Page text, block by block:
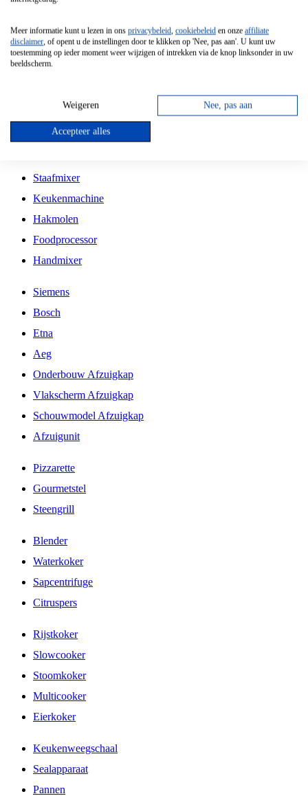
Vrijstaande Magnetron
Vrijstaande Kookplaat
Inbouw Gaskookplaat
Inbouw Keramische Kookplaat
Kookplaat Accessoires
Staafmixer
Keukenmachine
Hakmolen
Foodprocessor
Handmixer
Siemens
Bosch
Etna
Aeg
Onderbouw Afzuigkap
Vlakscherm Afzuigkap
Schouwmodel Afzuigkap
Afzuigunit
Pizzarette
Gourmetstel
Steengrill
Blender
Waterkoker
Sapcentrifuge
Citruspers
Rijstkoker
Slowcooker
Stoomkoker
Multicooker
Eierkoker
Keukenweegschaal
Sealapparaat
Pannen
Meer informatie kunt u lezen in ons privacybeleid, cookiebeleid en onze affiliate
disclaimer, of opent u de instellingen door te klikken op 'Nee, pas aan'. U kunt uw
toestemming op ieder moment weer wijzigen of intrekken via de knop linksonder in uw
beeldscherm.
Weigeren Nee, pas aan
Accepteer alles